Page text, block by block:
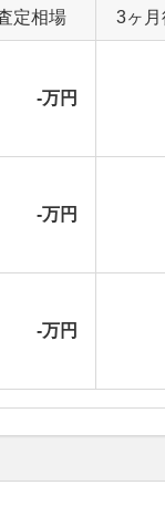
定相場 3ヶ
-万円
-万円
-万円